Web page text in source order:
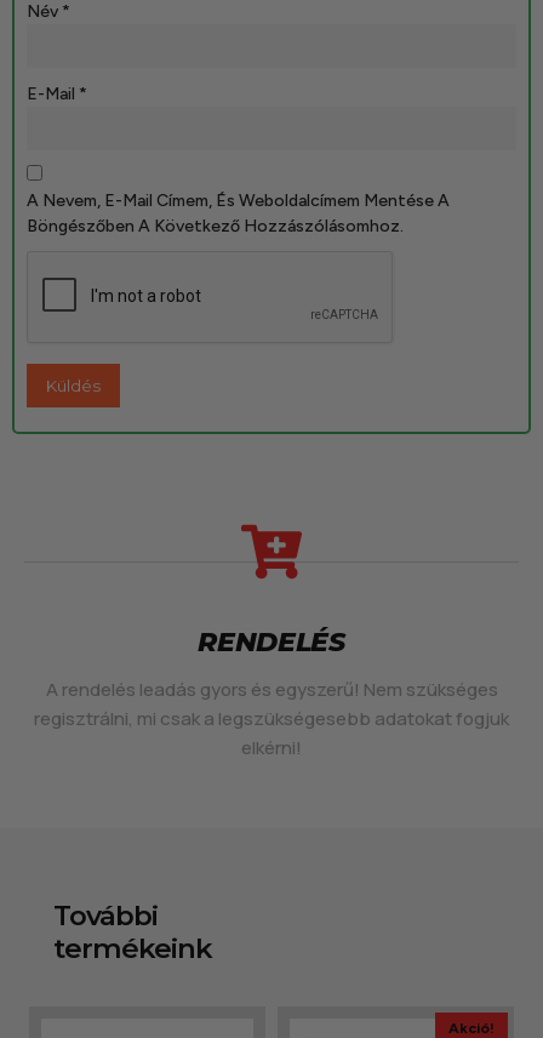
Név *
E-Mail *
A Nevem, E-Mail Címem, És Weboldalcímem Mentése A
Böngészőben A Következő Hozzászólásomhoz.
RENDELÉS
A rendelés leadás gyors és egyszerű! Nem szükséges
regisztrálni, mi csak a legszükségesebb adatokat fogjuk
elkérni!
További
termékeink
Akció!